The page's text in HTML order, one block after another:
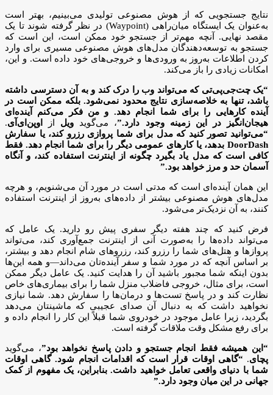
نتایج جستجویی که از هوش مصنوعی تولیدی می‌بینیم، بهتر است
به‌عنوان یک ایستگاه میان‌راهی (Waypoint) در نظر گرفته شوند تا یک
مقصد نهایی. آنچه مهم‌تر از جستجو خود ممکن است، این است که
جستجو به توسعه‌دهندگان مدل‌های هوش مصنوعی مسیری برای وارد
کردن اطلاعات به‌روز به ورودی‌ها و خروجی‌های خود داده است. و این،
امکانات زیادی را باز می‌کند.
“یکچت‌جی‌پی‌تی که می‌تواند وب را درک کند و به آن دسترسی داشته
باشد، تنها به خلاصه‌سازی نتایج محدود نمی‌شود. بلکه ممکن است در
آینده کارهایی را برای شما انجام دهد. و من فکر می‌کنم آینده‌ای
هیجان‌انگیز در این زمینه وجود دارد.”، می‌گوید ویل از اوپن‌ای‌آی.
“می‌توانید تصور کنید که مدل برای شما پروازی رزرو کند، یا سفارش
DoorDash بدهد، یا کارهای عمومی دیگر را برای شما انجام دهد. فقط
کافی است که مدل یاد بگیرد چگونه از اینترنت استفاده کند، و آنگاه
آسمان حد و مرز خواهد بود.”
این همان آینده‌ای است که مدتی است در مورد آن می‌شنویم، و هرچه
مدل‌های هوش مصنوعی بیشتر از داده‌های به‌روز از اینترنت استفاده
کنند، به آن نزدیک‌تر می‌شود.
فرض کنید که چند هفته دیگر سفری پیش رو دارید. یک عامل که
می‌تواند داده‌ها را به‌صورت آنی از اینترنت جمع‌آوری کند، می‌تواند
پروازها و هتل‌های شما را رزرو کند، رزروهای شام انجام دهد و بیشتر،
بر اساس آنچه که در مورد شما و سفر آینده‌تان می‌داند—و همه این‌ها
بدون اینکه شما مجبور باشید آن را هدایت کنید. یک عامل دیگر ممکن
است، برای مثال، خروجی فاضلاب منزل شما را برای بیماری‌های خاص
نظارت کند و در پاسخ تست‌ها و درمان‌ها را سفارش دهد. شما نیازی
نخواهید داشت که به دنبال آن صدای عجیبی که ماشینتان می‌دهد
بگردید، زیرا عامل موجود در خودروی شما قبلاً این کار را انجام داده و
برای رفع مشکل وقت ملاقات گرفته است.
“این همیشه فقط انجام جستجو و دادن پاسخ نخواهد بود”، می‌گوید
پچای. “گاهی اوقات قرار است که اقدامات انجام شود. گاهی اوقات
شما با دنیای واقعی تعامل خواهید داشت. بنابراین، یک مفهوم از کمک
جهانی در این میان وجود دارد.”